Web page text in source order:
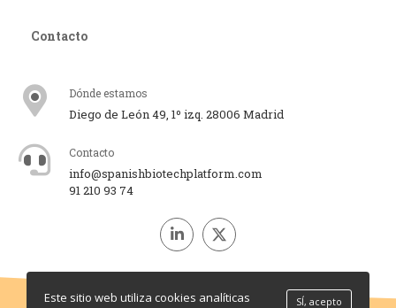
SÍ, acepto
Este sitio web utiliza cookies analíticas
Contacto
Dónde estamos
Diego de León 49, 1º izq. 28006 Madrid
Contacto
info@spanishbiotechplatform.com
91 210 93 74